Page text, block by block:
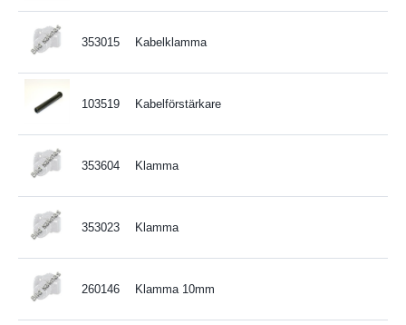
353015 Kabelklamma
103519 Kabelförstärkare
353604 Klamma
353023 Klamma
260146 Klamma 10mm